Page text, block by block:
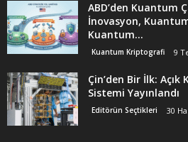
ABD’den Kuantum
İnovasyon,
Kuantum...
Kuantum Kriptografi 9
Çin’den Bir İlk:
Sistemi Yayınlandı
Editörün Seçtikleri 30